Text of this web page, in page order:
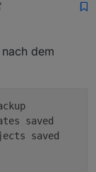
Aug. 2021, 17:58
dem
saved
saved